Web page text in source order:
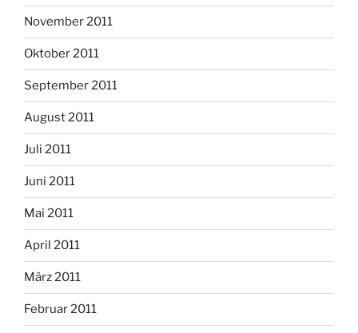
November 2011
Oktober 2011
September 2011
August 2011
Juli 2011
Juni 2011
Mai 2011
April 2011
März 2011
Februar 2011